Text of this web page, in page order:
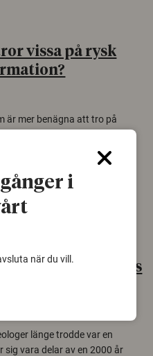
vissa på rysk
är mer benägna att tro på
Det visar en studie
med deltagare i fyra
skinn var Sveriges
länge trodde var en
sig vara delar av en 2000 år
i
när du vill.